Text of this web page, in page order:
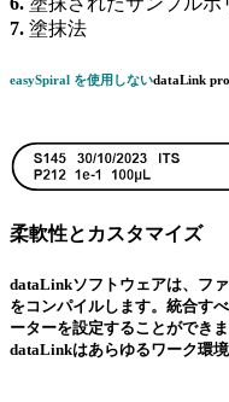
7. 塗抹法
easySpiral を使用しないdataLink pro
柔軟性とカスタマイズ
dataLinkソフトウェアは、フ
をコンパイルします。統合す
ーターを設定することができ
dataLinkはあらゆるワーク環